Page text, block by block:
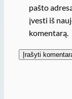
pašto
įvesti iš
komentarą.